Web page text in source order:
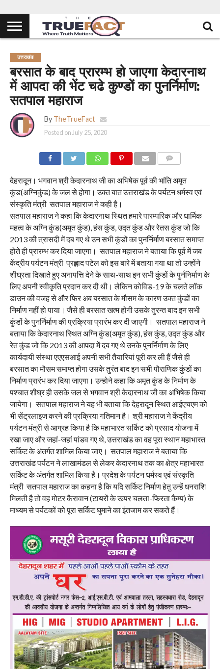
उत्तराखंड
बरसात के बाद प्रारम्भ हो जाएगा केदारनाथ
में आपदा की भेंट चढे कुण्डों का पुनर्निर्माण:
सतपाल महाराज
By TheTrueFact
Posted on July 25, 2020
देहरादून। भगवान श्री केदारनाथ जी का अभिषेक पूर्व की भांति अमृत
कुंड(अग्निकुंड) के जल से होगा। उक्त बात उत्तराखंड के पर्यटन धर्मस्व एवं
संस्कृति मंत्री सतपाल महाराज ने कही है।
सतपाल महाराज ने कहा कि केदारनाथ स्थित हमारे पारम्परिक और धार्मिक
महत्व के अग्नि कुंड(अमृत कुंड), हंस कुंड, उद्त कुंड और रेतस कुंड जो कि
2013 की त्रासदी में दब गए थे उन सभी कुंडों का पुनर्निर्माण बरसात समाप्त
होते ही प्रारम्भ कर दिया जाएगा। सतपाल महाराज ने बताया कि पूर्व में जब
केंद्रीय पर्यटन मंत्री प्रह्लाद पटेल को इस बारे में बताया गया था तो उन्होंने
शीघ्रता दिखाते हुए अनापत्ति देने के साथ-साथ इन सभी कुंडों के पुर्ननिर्माण के
लिए अपनी स्वीकृति प्रदान कर दी थी। लेकिन कोविड-19 के चलते लॉक
डाउन की वजह से और फिर अब बरसात के मौसम के कारण उक्त कुंडों का
निर्माण नहीं हो पाया। जैसे ही बरसात खत्म होगी उसके तुरन्त बाद इन सभी
कुंडों के पुनर्निर्माण की प्रक्रिया प्रारंभ कर दी जाएगी। सतपाल महाराज ने
बताया कि केदारनाथ स्थित अग्नि कुंड(अमृत कुंड), हंस कुंड, उद्त कुंड और
रेत कुंड जो कि 2013 की आपदा में दब गए थे उनके पुनर्निर्माण के लिए
कार्यदायी संस्था एएएसआई अपनी सभी तैयारियां पूरी कर ली हैं जैसे ही
बरसात का मौसम समाप्त होगा उसके तुरंत बाद इन सभी पौराणिक कुंडों का
निर्माण प्रारंभ कर दिया जाएगा। उन्होने कहा कि अमृत कुंड के निर्माण के
पश्चात शीघ्र ही उसके जल से भगवान श्री केदारनाथ जी का अभिषेक किया
जायेगा। सतपाल महाराज ने यह भी बताया कि देहरादून स्थित आईएचएम को
भी सेंट्रलाइज करने की प्रक्रिया गतिमान है। श्री महाराज ने केंद्रीय
पर्यटन मंत्री से आग्रह किया है कि महाभारत सर्किट को प्रसाद योजना में
रखा जाए और जहां-जहां पांडव गए थे, उत्तराखंड का वह पूरा स्थान महाभारत
सर्किट के अंतर्गत शामिल किया जाए। सतपाल महाराज ने बताया कि
उत्तराखंड पर्यटन ने लाखामंडल से लेकर केदारनाथ तक का क्षेत्र महाभारत
सर्किट के अंतर्गत शामिल किया है। प्रदेश के पर्यटन धर्मस्व एवं संस्कृति
मंत्री सतपाल महाराज का कहना है कि यदि सर्किट निर्माण हेतु उन्हें धनराशि
मिलती है तो वह मोटर कैरावान (टायरों के ऊपर चलता-फिरता कैम्प) के
माध्यम से पर्यटकों को पूरा सर्किट घुमाने का इंतजाम कर सकते हैं।